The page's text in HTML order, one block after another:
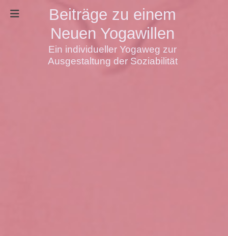
Beiträge zu einem
Neuen Yogawillen
Ein individueller Yogaweg zur
Ausgestaltung der Soziabilität